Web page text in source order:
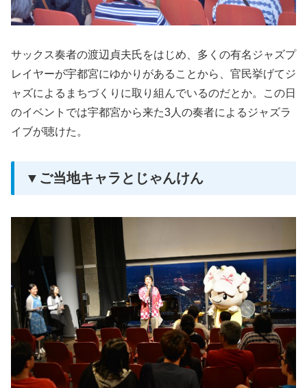
サックス奏者の渡辺貞夫氏をはじめ、多くの有名ジャズプ
レイヤーが宇都宮にゆかりがあることから、官民挙げてジ
ャズによるまちづくりに取り組んでいるのだとか。この日
のイベントでは宇都宮から来た3人の奏者によるジャズラ
イブが聴けた。
▼ご当地キャラとじゃんけん